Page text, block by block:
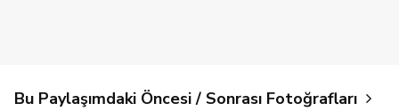
Bu Paylaşımdaki Öncesi / Sonrası Fotoğrafları